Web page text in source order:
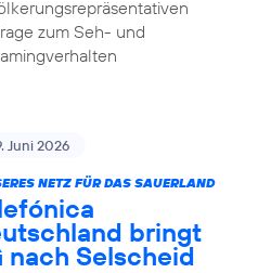
zum Seh- und
Juni 2026
NETZ FÜR DAS SAUERLAND
bringt
nach Selscheid